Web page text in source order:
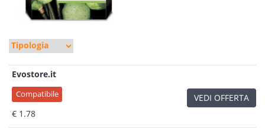
Evostore.it
Compatibile
€ 1.78
VEDI OFFERTA